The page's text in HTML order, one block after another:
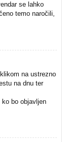
se lahko
temo naročili,
na ustrezno
na dnu ter
bo objavljen